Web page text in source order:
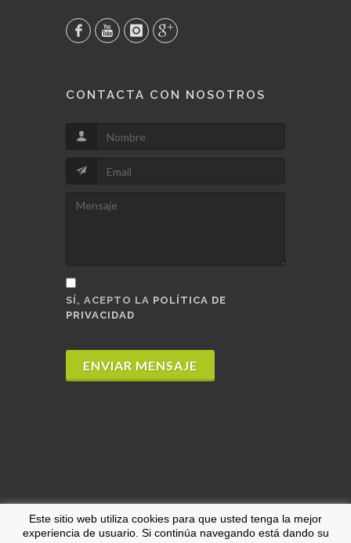
CONTACTA CON NOSOTROS
SÍ, ACEPTO LA POLÍTICA DE
PRIVACIDAD
ENVIAR MENSAJE
Este sitio web utiliza cookies para que usted tenga la mejor
experiencia de usuario. Si continúa navegando está dando su